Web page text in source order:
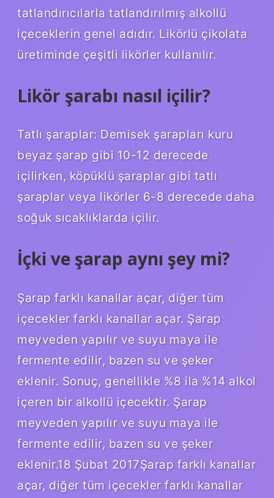
tatlandırıcılarla tatlandırılmış alkollü
içeceklerin genel adıdır. Likörlü çikolata
üretiminde çeşitli likörler kullanılır.
Likör şarabı nasıl içilir?
Tatlı şaraplar: Demisek şarapları kuru
beyaz şarap gibi 10-12 derecede
içilirken, köpüklü şaraplar gibi tatlı
şaraplar veya likörler 6-8 derecede daha
soğuk sıcaklıklarda içilir.
İçki ve şarap aynı şey mi?
Şarap farklı kanallar açar, diğer tüm
içecekler farklı kanallar açar. Şarap
meyveden yapılır ve suyu maya ile
fermente edilir, bazen su ve şeker
eklenir. Sonuç, genellikle %8 ila %14 alkol
içeren bir alkollü içecektir. Şarap
meyveden yapılır ve suyu maya ile
fermente edilir, bazen su ve şeker
eklenir.18 Şubat 2017Şarap farklı kanallar
açar, diğer tüm içecekler farklı kanallar